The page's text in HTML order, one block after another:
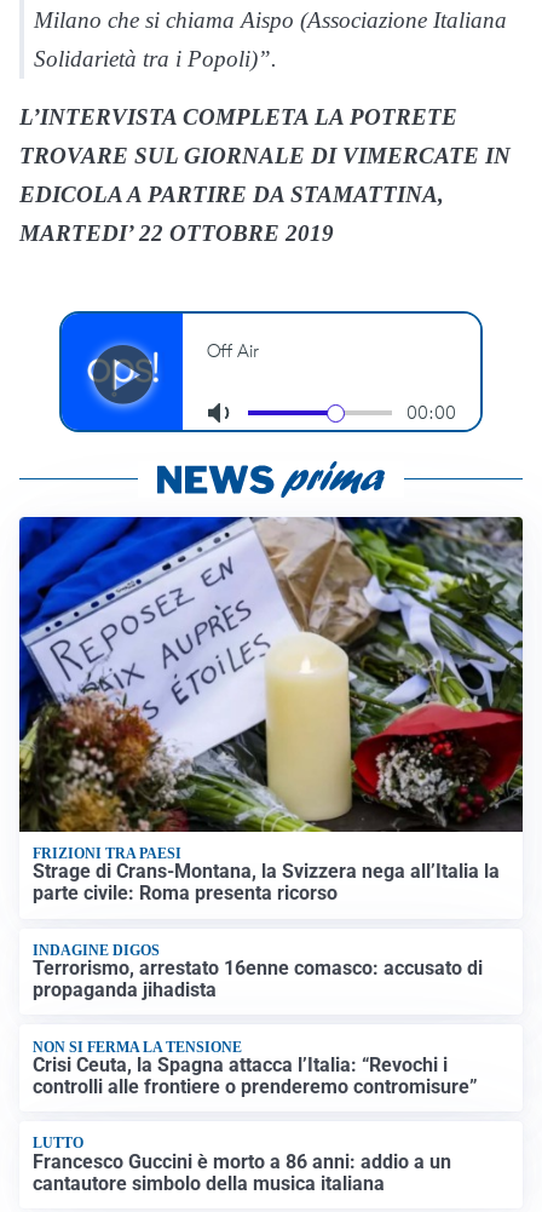
Milano che si chiama Aispo (Associazione Italiana
Solidarietà tra i Popoli)”.
L’INTERVISTA COMPLETA LA POTRETE
TROVARE SUL GIORNALE DI VIMERCATE IN
EDICOLA A PARTIRE DA STAMATTINA,
MARTEDI’ 22 OTTOBRE 2019
FRIZIONI TRA PAESI
Strage di Crans-Montana, la Svizzera nega all’Italia la
parte civile: Roma presenta ricorso
INDAGINE DIGOS
Terrorismo, arrestato 16enne comasco: accusato di
propaganda jihadista
NON SI FERMA LA TENSIONE
Crisi Ceuta, la Spagna attacca l’Italia: “Revochi i
controlli alle frontiere o prenderemo contromisure”
LUTTO
Francesco Guccini è morto a 86 anni: addio a un
cantautore simbolo della musica italiana